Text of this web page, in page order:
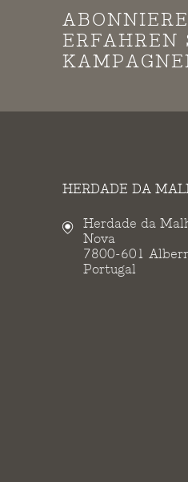
HERDADE DA
Herdade da
Nova
7800-601
Portugal